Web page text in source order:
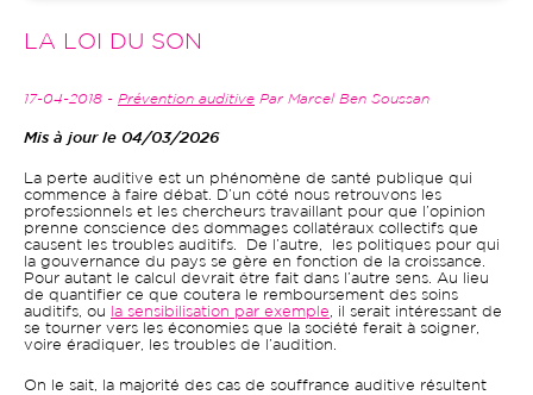
LA LOI DU SON
17-04-2018 - Prévention auditive Par Marcel Ben Soussan
Mis à jour le 04/03/2026
La perte auditive est un phénomène de santé publique qui
commence à faire débat. D’un côté nous retrouvons les
professionnels et les chercheurs travaillant pour que l’opinion
prenne conscience des dommages collatéraux collectifs que
causent les troubles auditifs. De l’autre, les politiques pour qui
la gouvernance du pays se gère en fonction de la croissance.
Pour autant le calcul devrait être fait dans l’autre sens. Au lieu
de quantifier ce que coutera le remboursement des soins
auditifs, ou
la sensibilisation par exemple , il serait intéressant de
se tourner vers les économies que la société ferait à soigner,
voire éradiquer, les troubles de l’audition.
On le sait, la majorité des cas de souffrance auditive résultent